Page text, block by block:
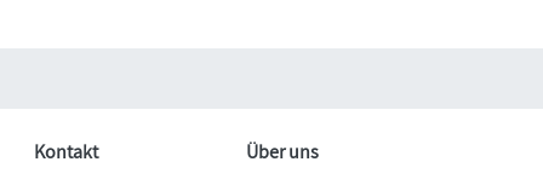
Kontakt
Über uns